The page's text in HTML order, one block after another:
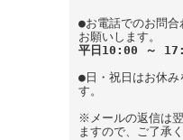
●お電話でのお問合
お願いします。
平日10:00 ～
●日・祝日はお休み
す。
※メールの返信は
ますので、ご了承く